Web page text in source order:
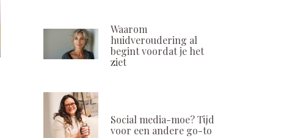
POSTED
ON
16 NOVEMBER, 2023
afbraak van
Waarom
huidveroudering al
begint voordat je het
ziet
Social media-moe? Tijd
voor een andere go-to